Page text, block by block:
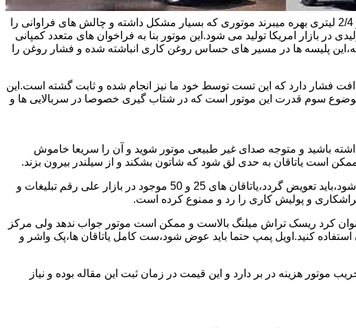
ابتدا راجع به دلیل یاتاقان زدن خودروهای هیوندای و سوناتا و اپتیما بحث می کنیم.این خودروها در ایران از موتور تتا 2 چهار سیلندر 2/4 لیتری بهره میبرند موتوری که بسیار مشکل داشته و چالش های فراوانی را
در بازار امریکا تولید می شود.این موتور بنا به فراخوان های متعدد کمپانی
پلیسه ها در مسیر های حساس روغن کاری انباشته شده و فشار روغن را
000 نسبت به اویل پمپ های نو حدود سی درصد افت فشار دارد که این تست توسط خود ما نیز انجام شده و ثابت گشته است.این
سوم قدرت این موتور است که در شتاب گیری خصوصا در سربالایی ها و
باشید و متوجه صدای غیر طبیعی موتور شوید و آن را سریعا خاموش
است یاتاقان به حدی لق شود که شاتون بشکند و از سیلندر بیرون بزند.
بابت تعمیر این موتور ها باید برخی نکات را در نظر داشته باشید.میلنگ این موتور چنانچه تمایل داشته باشید موتور استاندارد تعمیر شود،باید تعویض گردد،یاتاقان های 25 و 50 موجود در بازار علی رقم تبلیغات و
عنوان کرد ریسک تراش میلنگ بالاست و ممکن است موتور جواب ندهد ولی مرکز
استفاده کنید.اویل پمپ حتما باید عوض شود،ست کامل یاتاقان ها،پک واشر و
شاتون نزده باشند بین 17 ملیون تا سی ملیون بسته به شدت تخریب موتور هزینه در بر دارد و این قیمت در زمان ثبت این مقاله بوده و نیاز